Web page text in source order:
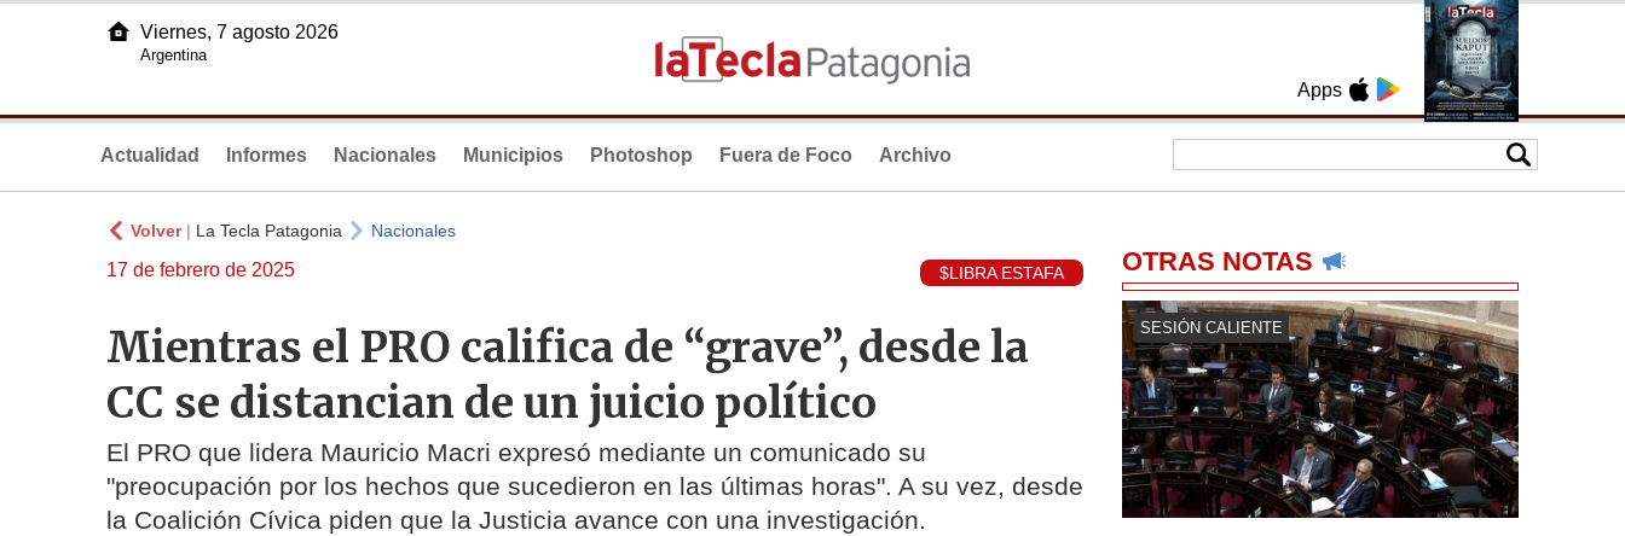
Apps
Viernes, 7 agosto 2026
Argentina
Actualidad Informes Nacionales Municipios Photoshop Fuera de Foco Archivo
Volver| La Tecla Patagonia Nacionales
17 de febrero de 2025 $LIBRA ESTAFA
Mientras el PRO califica de “grave”, desde la
CC se distancian de un juicio político
El PRO que lidera Mauricio Macri expresó mediante un comunicado su
"preocupación por los hechos que sucedieron en las últimas horas". A su vez, desde
la Coalición Cívica piden que la Justicia avance con una investigación.
OTRAS NOTAS
SESIÓN CALIENTE